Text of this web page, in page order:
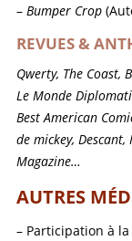
Bumper Crop
REVUES &
Qwerty, The Coast,
Le Monde
Best American
de mickey, Descant,
Magazine…
AUTRES
Participation à